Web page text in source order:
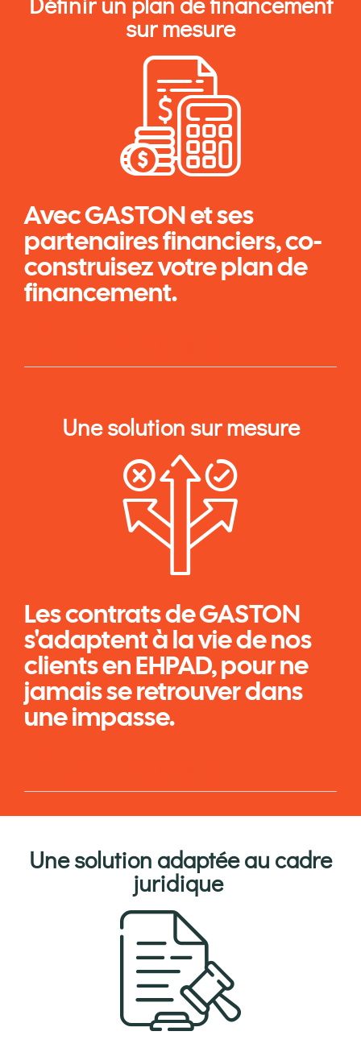
sur mesure
Avec GASTON et ses
partenaires financiers, co-
construisez votre plan de
financement.
Une solution sur mesure
Les contrats de GASTON
s'adaptent à la vie de nos
clients en EHPAD, pour ne
jamais se retrouver dans
une impasse.
Une solution adaptée au cadre
juridique ​